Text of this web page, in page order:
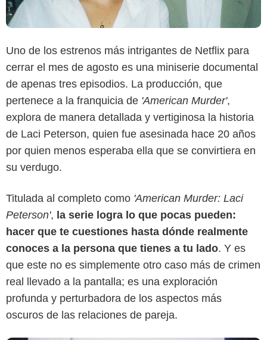
Uno de los estrenos más intrigantes de Netflix para
cerrar el mes de agosto es una miniserie documental
de apenas tres episodios. La producción, que
pertenece a la franquicia de 'American Murder',
explora de manera detallada y vertiginosa la historia
de Laci Peterson, quien fue asesinada hace 20 años
por quien menos esperaba ella que se convirtiera en
su verdugo.
Titulada al completo como 'American Murder: Laci
Peterson', la serie logra lo que pocas pueden:
hacer que te cuestiones hasta dónde realmente
conoces a la persona que tienes a tu lado. Y es
que este no es simplemente otro caso más de crimen
real llevado a la pantalla; es una exploración
profunda y perturbadora de los aspectos más
oscuros de las relaciones de pareja.